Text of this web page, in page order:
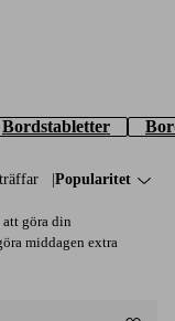
Bordstabletter
Sortera på:
Popularitet
göra din
middagen extra